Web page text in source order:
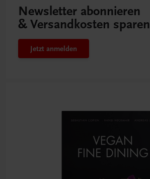
Newsletter abonnieren
& Versandkosten sparen
Jetzt anmelden